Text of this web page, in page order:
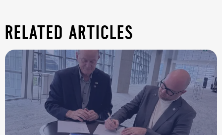
related articles